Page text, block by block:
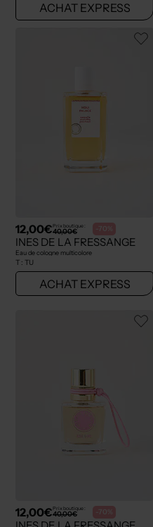
ACHAT EXPRESS
12,00€Prix boutique :
40,00€ -70%
INES DE LA FRESSANGE
Eau de cologne multicolore
T : TU
ACHAT EXPRESS
12,00€Prix boutique :
40,00€ -70%